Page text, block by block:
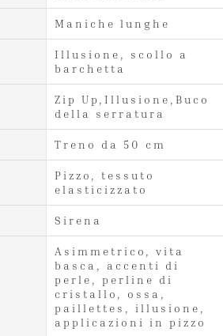
Maniche lunghe
Illusione, scollo a
barchetta
Zip Up,Illusione,Buco
della serratura
Treno da 50 cm
Pizzo, tessuto
elasticizzato
Sirena
Asimmetrico, vita
basca, accenti di
perle, perline di
cristallo, ossa,
paillettes, illusione,
applicazioni in pizzo